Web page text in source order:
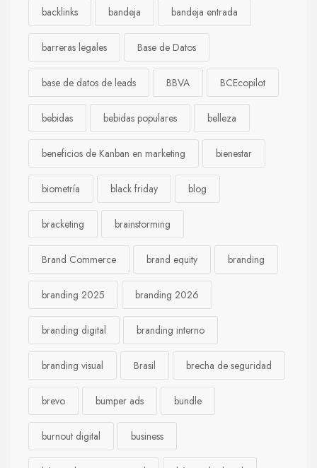
backlinks bandeja bandeja entrada
barreras legales Base de Datos
base de datos de leads BBVA BCEcopilot
bebidas bebidas populares belleza
beneficios de Kanban en marketing bienestar
biometría black friday blog
bracketing brainstorming
Brand Commerce brand equity branding
branding 2025 branding 2026
branding digital branding interno
branding visual Brasil brecha de seguridad
brevo bumper ads bundle
burnout digital business